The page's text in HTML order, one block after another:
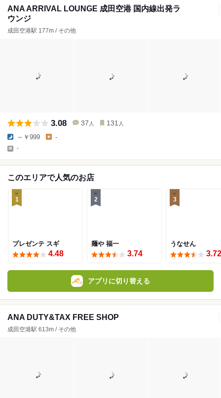
ANA ARRIVAL LOUNGE 成田空港 国内線出発ラ
ウンジ
成田空港駅 177m / その他
3.08 37 人 131 人
～￥999 -
-
このエリアで人気のお店
1
プレゼンテ スギ
4.48
2
麺や 福一
3.74
3
うなせん
3.72
アプリに切り替える
ANA DUTY&TAX FREE SHOP
成田空港駅 613m / その他